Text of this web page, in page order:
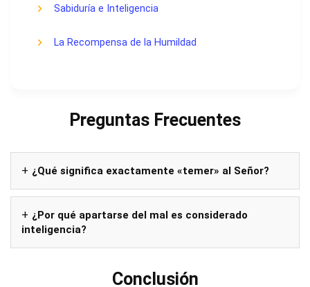
Sabiduría e Inteligencia
La Recompensa de la Humildad
Preguntas Frecuentes
¿Qué significa exactamente «temer» al Señor?
¿Por qué apartarse del mal es considerado
inteligencia?
Conclusión